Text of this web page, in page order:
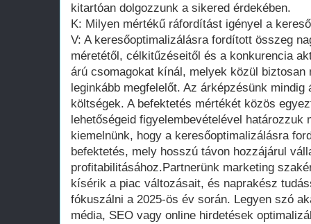
kitartóan dolgozzunk a sikered érdekében.
K: Milyen mértékű ráfordítást igényel a
V: A keresőoptimalizálásra fordított összeg
méretétől, célkitűzéseitől és a konkurencia
árú csomagokat kínál, melyek közül biztosan
leginkább megfelelőt. Az árképzésünk
költségek. A befektetés mértékét közös
lehetőségeid figyelembevételével határozzuk
kiemelnünk, hogy a keresőoptimalizálásra
befektetés, mely hosszú távon hozzájárul
profitabilitásához.Partnerünk marketing
kísérik a piac változásait, és naprakész
fókuszálni a 2025-ös év során. Legyen szó
média, SEO vagy online hirdetések